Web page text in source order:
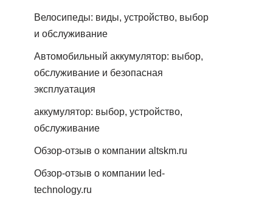
Велосипеды: виды, устройство, выбор
и обслуживание
Автомобильный аккумулятор: выбор,
обслуживание и безопасная
эксплуатация
аккумулятор: выбор, устройство,
обслуживание
Обзор-отзыв о компании altskm.ru
Обзор-отзыв о компании led-
technology.ru